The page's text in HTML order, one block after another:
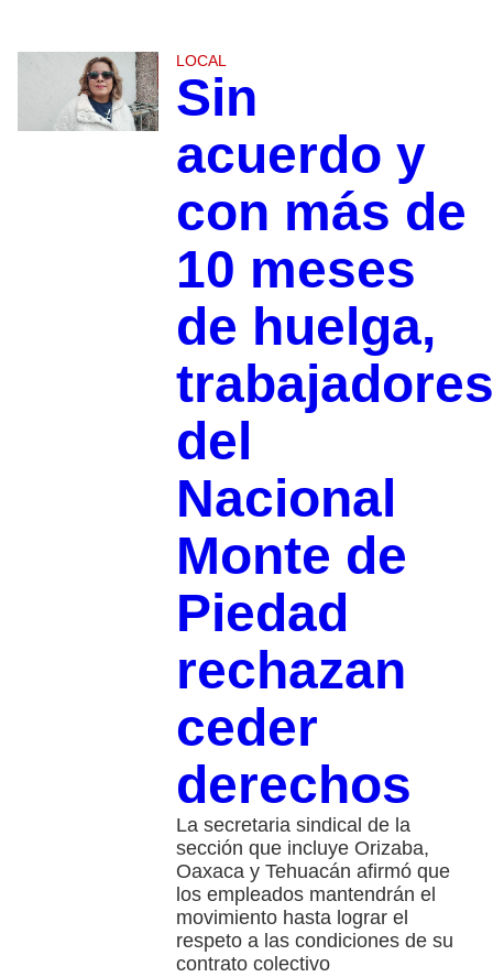
LOCAL
Sin
acuerdo y
con más de
10 meses
de huelga,
trabajadores
del
Nacional
Monte de
Piedad
rechazan
ceder
derechos
La secretaria sindical de la
sección que incluye Orizaba,
Oaxaca y Tehuacán afirmó que
los empleados mantendrán el
movimiento hasta lograr el
respeto a las condiciones de su
contrato colectivo